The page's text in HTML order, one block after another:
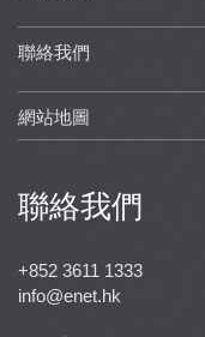
聯絡我們
網站地圖
聯絡我們
+852 3611 1333
info@enet.hk